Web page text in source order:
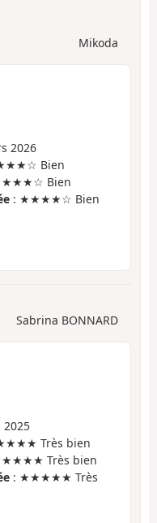
Mikoda
2026
Bien
Bien
: ★★★★☆ Bien
Sabrina BONNARD
2025
Très bien
Très bien
: ★★★★★ Très